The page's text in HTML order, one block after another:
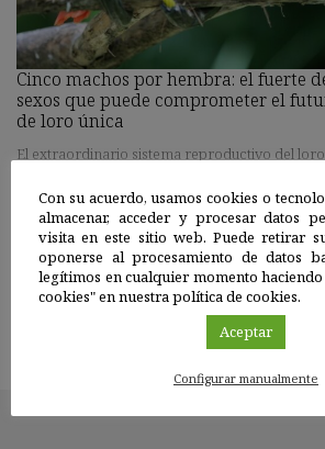
Cinco machos por hembra: el fuerte
sexos que puede comprometer el
de loro única
El extraordinario sistema reproductivo del
y a sus crías, podría estar relacionado con una
entre las aves. El equipo científico de la
apunta que, además de su excepcional
furtiva de hembras por el valor de sus plumas
intensificando el desequilibrio de sexos
5 6
Con su acuerdo, usamos cookies o
almacenar, acceder y procesar datos
visita en este sitio web. Puede retirar
oponerse al procesamiento de datos
legítimos en cualquier momento
cookies" en nuestra política de cookies.
Aceptar
Configurar manualmente